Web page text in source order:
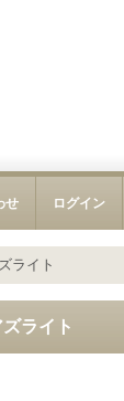
せ ログイン
ライト
ライト